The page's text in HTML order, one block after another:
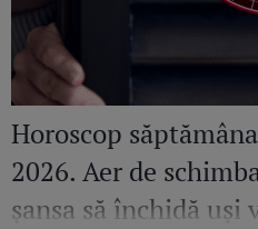
Horoscop
2026. Aer de
șansa să închidă uși